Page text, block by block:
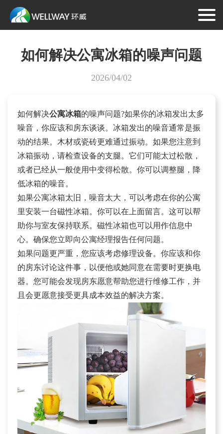
如何解决公寓冰箱的噪声问题
2026/04/02
如何解决公寓冰箱的噪声问题?如果你的冰箱发出太多
噪音，你应该和房东谈谈。冰箱发出的噪音通常是振
动的结果。木材或瓷砖更难通过振动。如果您注意到
冰箱振动，请检查设备的支腿。它们可能太过松散，
或者已经从一般使用中变得松散。你可以调整腿，降
低冰箱的噪音。
如果公寓冰箱太旧，噪音太大，可以考虑在你的公寓
里安装一台磁性冰箱。你可以在上面留言。这可以帮
助你与室友保持联系。磁性冰箱也可以用作信息中
心。确保您立即向公寓经理报告任何问题。
如果问题更严重，您应该考虑修理设备。你应该和你
的房东讨论这件事，以便他或她同意在需要时更换电
器。您可能会发现房东愿意帮助您进行维修工作，并
且会更愿意接受更具成本效益的解决方案。